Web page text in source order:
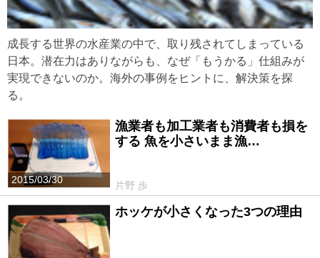
成長する世界の水産業の中で、取り残されてしまっている
日本。潜在力はありながらも、なぜ「もうかる」仕組みが
実現できないのか。海外の事例をヒントに、解決策を探
る。
2015/03/30
漁業者も加工業者も消費者も損を
する 魚を小さいまま漁…
片野 歩
ホッケが小さくなった3つの理由